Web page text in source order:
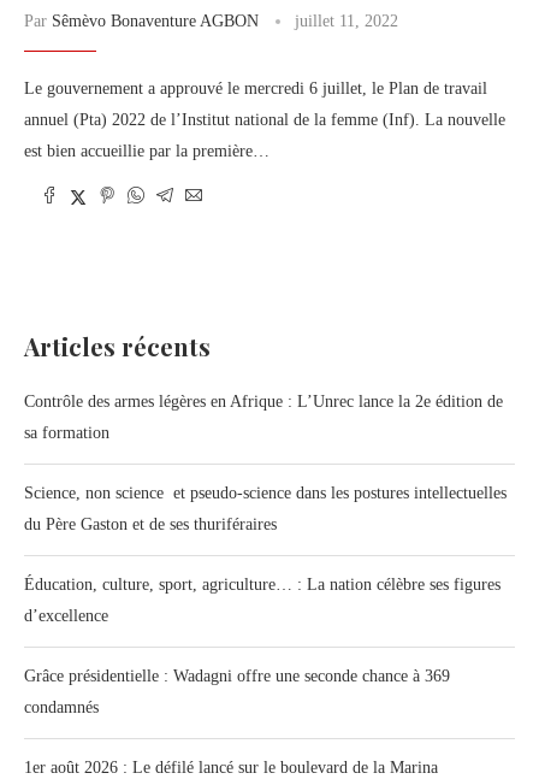
Par Sêmèvo Bonaventure AGBON juillet 11, 2022
Le gouvernement a approuvé le mercredi 6 juillet, le Plan de travail
annuel (Pta) 2022 de l’Institut national de la femme (Inf). La nouvelle
est bien accueillie par la première…
Articles récents
Contrôle des armes légères en Afrique : L’Unrec lance la 2e édition de
sa formation
Science, non science et pseudo-science dans les postures intellectuelles
du Père Gaston et de ses thuriféraires
Éducation, culture, sport, agriculture… : La nation célèbre ses figures
d’excellence
Grâce présidentielle : Wadagni offre une seconde chance à 369
condamnés
1er août 2026 : Le défilé lancé sur le boulevard de la Marina